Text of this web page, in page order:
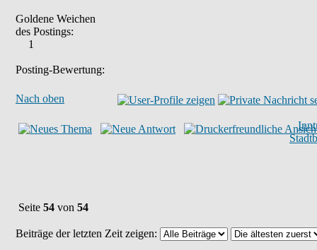
Goldene Weichen
des Postings:
1
Posting-Bewertung:
Nach oben
Seite 54 von 54
Beiträge der letzten Zeit zeigen: